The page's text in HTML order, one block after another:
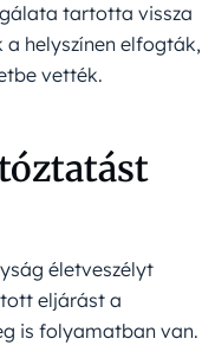
tartotta vissza
a helyszínen elfogták,
vették.
életveszélyt
eljárást a
is folyamatban van.